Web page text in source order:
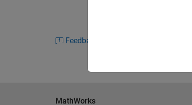
Feedback
MathWorks